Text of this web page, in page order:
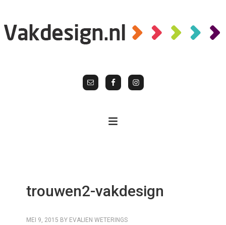
trouwen2-vakdesign
MEI 9, 2015 BY EVALIEN WETERINGS